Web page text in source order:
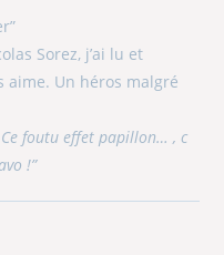
Sorez, j’ai lu et
Un héros malgré
foutu effet papillon… , c
!”